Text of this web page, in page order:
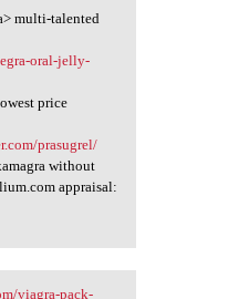
multi-talented
oral-jelly-
price
prasugrel/
without
appraisal:
viagra-pack-